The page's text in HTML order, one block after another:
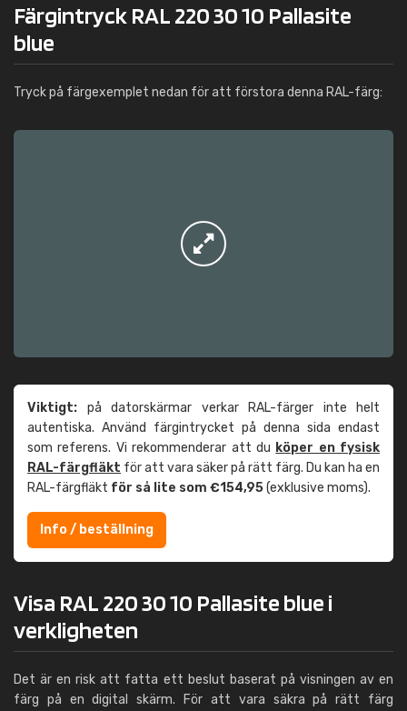
Färgintryck RAL 220 30 10 Pallasite
blue
Tryck på färgexemplet nedan för att förstora denna RAL-färg:
Viktigt: på datorskärmar verkar RAL-färger inte helt
autentiska. Använd färgintrycket på denna sida endast
som referens. Vi rekommenderar att du köper en fysisk
RAL-färgfläkt för att vara säker på rätt färg. Du kan ha en
RAL-färgfläkt för så lite som €154,95(exklusive moms).
Info / beställning
Visa RAL 220 30 10 Pallasite blue i
verkligheten
Det är en risk att fatta ett beslut baserat på visningen av en
färg på en digital skärm. För att vara säkra på rätt färg